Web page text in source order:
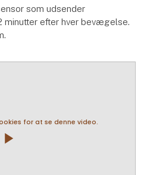
som udsender
minutter efter hver bevægelse.
for at se denne video.
play_arrow